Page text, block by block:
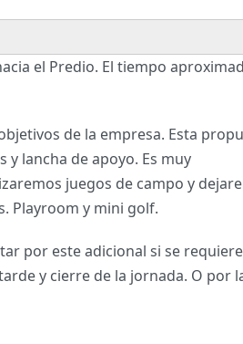
el Predio. El tiempo
de la empresa. Esta
lancha de apoyo. Es muy
juegos de campo y
Playroom y mini golf.
por este adicional si se
y cierre de la jornada. O por